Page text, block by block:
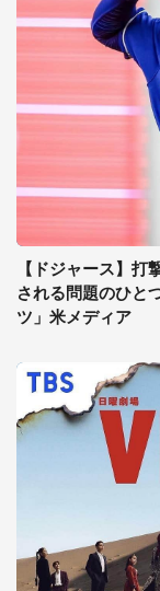
【ドジャース】
される問題のひと
ツ」米メディア